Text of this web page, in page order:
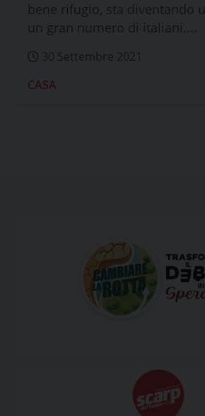
bene rifugio, sta diventando
un gran numero di italiani....
30 Settembre 2021
CASA